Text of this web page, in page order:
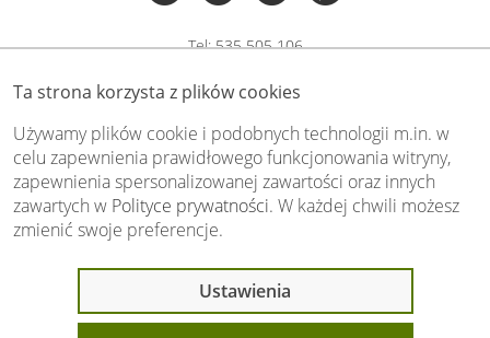
Ta strona korzysta z plików cookies
Używamy plików cookie i podobnych technologii m.in. w
celu zapewnienia prawidłowego funkcjonowania witryny,
zapewnienia spersonalizowanej zawartości oraz innych
zawartych w Polityce prywatności. W każdej chwili możesz
zmienić swoje preferencje.
Ustawienia
Tel:535 505 106
biuro@swiat-obrazow.pl
Copyright by swiat-obrazow.pl 2026,
Wszelkie prawa zastrzeżone
Stronę oceniło już13708osób.
Otrzymaliśmy4.89pkt. na 5możliwych.
Oceń nas również Ty:
Ostatnio 18 osób
oglądało ten produkt